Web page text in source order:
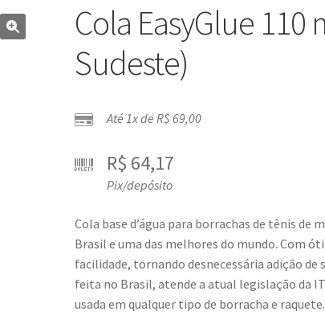
Cola EasyGlue 110
Sudeste)
Até 1x de R$69,00
R$ 64,17
Pix/depósito
Cola base d’água para borrachas de tênis de
Brasil e uma das melhores do mundo. Com
facilidade, tornando desnecessária adição
feita no Brasil, atende a atual legislação da
usada em qualquer tipo de borracha e